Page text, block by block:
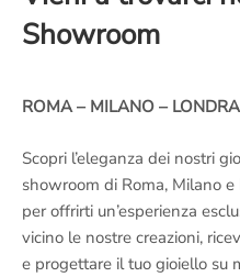
Showroom
ROMA – MILANO – LONDRA
Scopri l’eleganza dei nostri
showroom di Roma, Milano
per offrirti un’esperienza
vicino le nostre creazioni,
e progettare il tuo gioiello su